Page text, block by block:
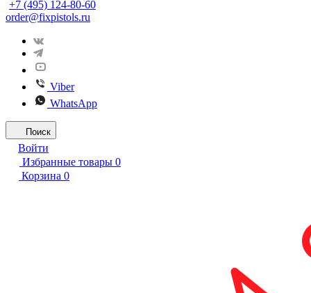
+7 (495) 124-80-60
order@fixpistols.ru
Viber
WhatsApp
Поиск
Войти
Избранные товары 0
Корзина 0